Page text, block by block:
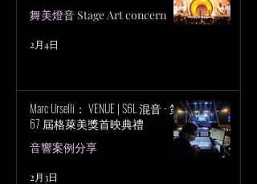
舞美燈音 Stage Art concern
2月4日
Marc Urselli： VENUE | S6L 混音 - 第
67 屆格萊美獎首映典禮
音響案例分享
2月3日